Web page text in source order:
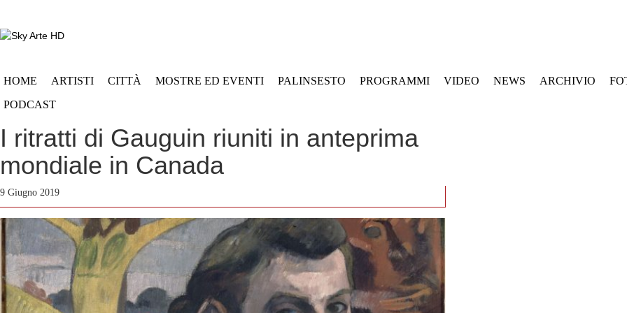
HOME ARTISTI CITTÀ MOSTRE ED EVENTI PALINSESTO PROGRAMMI VIDEO NEWS ARCHIVIO
PODCAST
I ritratti di Gauguin riuniti in anteprima
mondiale in Canada
9 Giugno 2019